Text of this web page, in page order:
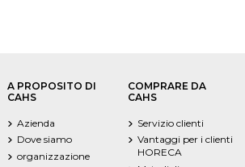
A PROPOSITO DI
CAHS
Azienda
Dove siamo
organizzazione
COMPRARE DA
CAHS
Servizio clienti
Vantaggi per i clienti
HORECA